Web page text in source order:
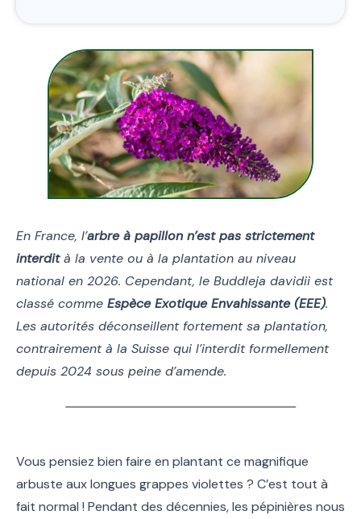
En France, l’arbre à papillon n’est pas strictement
interdità la vente ou à la plantation au niveau
national en 2026. Cependant, le Buddleja davidii est
classé comme Espèce Exotique Envahissante (EEE).
Les autorités déconseillent fortement sa plantation,
contrairement à la Suisse qui l’interdit formellement
depuis 2024 sous peine d’amende.
Vous pensiez bien faire en plantant ce magnifique
arbuste aux longues grappes violettes ? C’est tout à
fait normal ! Pendant des décennies, les pépinières nous